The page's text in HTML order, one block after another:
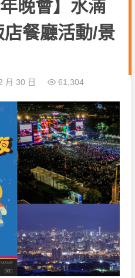
晚會】水湳
餐廳活動/景
月 30 日 61,304